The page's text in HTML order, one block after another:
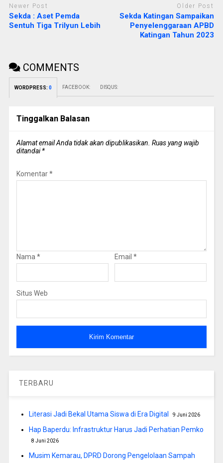
Newer Post
Sekda : Aset Pemda
Sentuh Tiga Trilyun Lebih
Older Post
Sekda Katingan Sampaikan
Penyelenggaraan APBD
Katingan Tahun 2023
COMMENTS
WORDPRESS: 0 FACEBOOK: DISQUS:
Tinggalkan Balasan
Alamat email Anda tidak akan dipublikasikan. Ruas yang wajib
ditandai*
Komentar*
Nama* Email *
Situs Web
TERBARU
Literasi Jadi Bekal Utama Siswa di Era Digital 9 Juni 2026
Hap Baperdu: Infrastruktur Harus Jadi Perhatian Pemko
8 Juni 2026
Musim Kemarau, DPRD Dorong Pengelolaan Sampah